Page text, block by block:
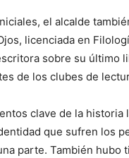
el alcalde
licenciada en
sobre su último
de los clubes de
clave de la historia
que sufren los
parte. También hubo